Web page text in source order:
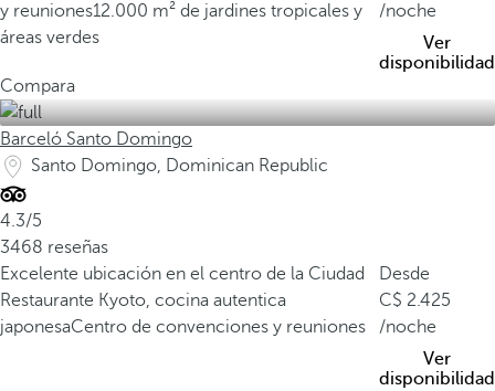
y reuniones12.000 m² de jardines tropicales y
áreas verdes
/noche
Ver
disponibilidad
Compara
Barceló Santo Domingo
Santo Domingo, Dominican Republic
4.3/5
3468 reseñas
Excelente ubicación en el centro de la Ciudad
Restaurante Kyoto, cocina autentica
japonesaCentro de convenciones y reuniones
Desde
2.425
/noche
Ver
disponibilidad
n
t
s
t
i
m
o
n
i
o
d
e